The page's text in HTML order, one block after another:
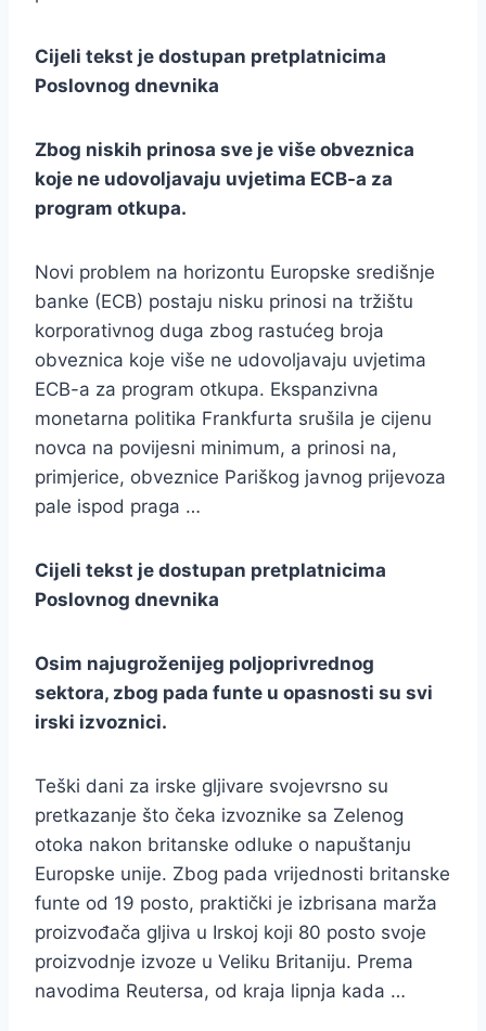
Cijeli tekst je dostupan pretplatnicima
Poslovnog dnevnika
Zbog niskih prinosa sve je više obveznica
koje ne udovoljavaju uvjetima ECB-a za
program otkupa.
Novi problem na horizontu Europske središnje
banke (ECB) postaju nisku prinosi na tržištu
korporativnog duga zbog rastućeg broja
obveznica koje više ne udovoljavaju uvjetima
ECB-a za program otkupa. Ekspanzivna
monetarna politika Frankfurta srušila je cijenu
novca na povijesni minimum, a prinosi na,
primjerice, obveznice Pariškog javnog prijevoza
pale ispod praga …
Cijeli tekst je dostupan pretplatnicima
Poslovnog dnevnika
Osim najugroženijeg poljoprivrednog
sektora, zbog pada funte u opasnosti su svi
irski izvoznici.
Teški dani za irske gljivare svojevrsno su
pretkazanje što čeka izvoznike sa Zelenog
otoka nakon britanske odluke o napuštanju
Europske unije. Zbog pada vrijednosti britanske
funte od 19 posto, praktički je izbrisana marža
proizvođača gljiva u Irskoj koji 80 posto svoje
proizvodnje izvoze u Veliku Britaniju. Prema
navodima Reutersa, od kraja lipnja kada …